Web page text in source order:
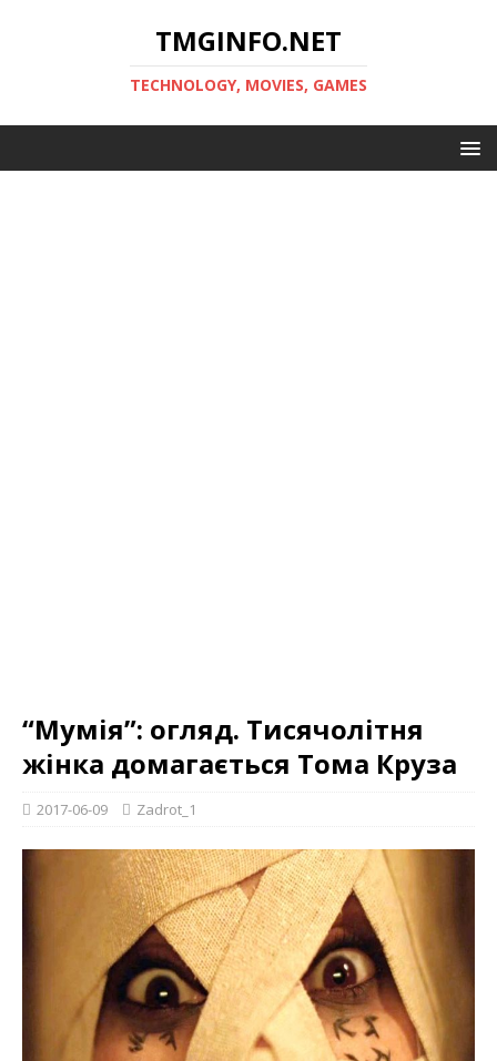
TMGINFO.NET
ТECHNOLOGY, MOVIES, GAMES
“Мумія”: огляд. Тисячолітня
жінка домагається Тома Круза
2017-06-09 Zadrot_1